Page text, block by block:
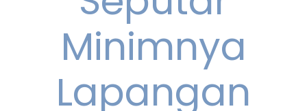
Minimnya
Lapangan